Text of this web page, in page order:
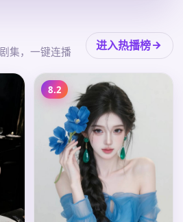
集，一键连播 进入热播榜
8.2